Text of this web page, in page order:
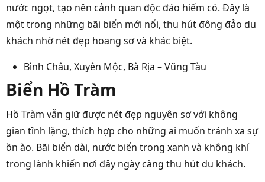
nước ngọt, tạo nên cảnh quan độc đáo hiếm có. Đây là
một trong những bãi biển mới nổi, thu hút đông đảo du
khách nhờ nét đẹp hoang sơ và khác biệt.
Bình Châu, Xuyên Mộc, Bà Rịa – Vũng Tàu
Biển Hồ Tràm
Hồ Tràm vẫn giữ được nét đẹp nguyên sơ với không
gian tĩnh lặng, thích hợp cho những ai muốn tránh xa sự
ồn ào. Bãi biển dài, nước biển trong xanh và không khí
trong lành khiến nơi đây ngày càng thu hút du khách.